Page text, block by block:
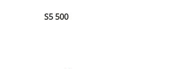
S5 500